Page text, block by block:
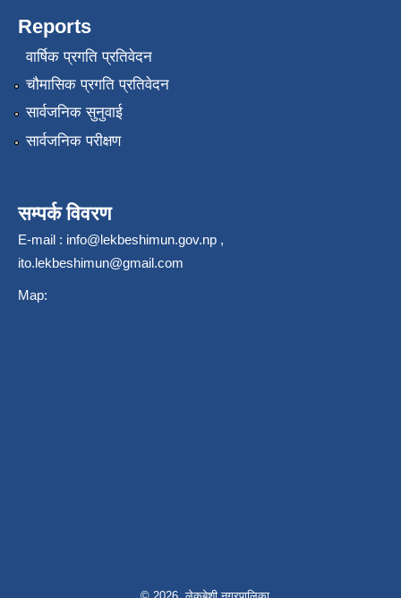
Reports
वार्षिक प्रगति प्रतिवेदन
चौमासिक प्रगति प्रतिवेदन
सार्वजनिक सुनुवाई
सार्वजनिक परीक्षण
सम्पर्क विवरण
E-mail : info@lekbeshimun.gov.np ,
ito.lekbeshimun@gmail.com
Map: